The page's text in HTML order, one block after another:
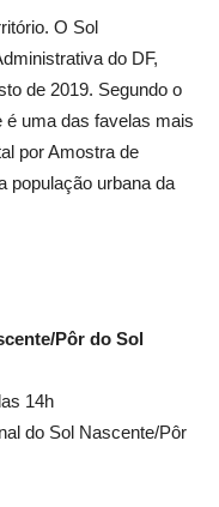
O Sol
do DF,
de 2019. Segundo o
é uma das favelas mais
por Amostra de
população urbana da
Pôr do Sol
14h
do Sol Nascente/Pôr